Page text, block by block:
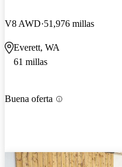
V8 AWD 51,976 millas
Everett, WA
61 millas
Buena oferta